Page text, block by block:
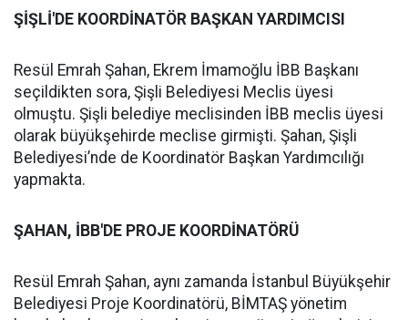
ŞİŞLİ'DE KOORDİNATÖR BAŞKAN YARDIMCISI
Resül Emrah Şahan, Ekrem İmamoğlu İBB Başkanı
seçildikten sora, Şişli Belediyesi Meclis üyesi
olmuştu. Şişli belediye meclisinden İBB meclis üyesi
olarak büyükşehirde meclise girmişti. Şahan, Şişli
Belediyesi’nde de Koordinatör Başkan Yardımcılığı
yapmakta.
ŞAHAN, İBB'DE PROJE KOORDİNATÖRÜ
Resül Emrah Şahan, aynı zamanda İstanbul Büyükşehir
Belediyesi Proje Koordinatörü, BİMTAŞ yönetim